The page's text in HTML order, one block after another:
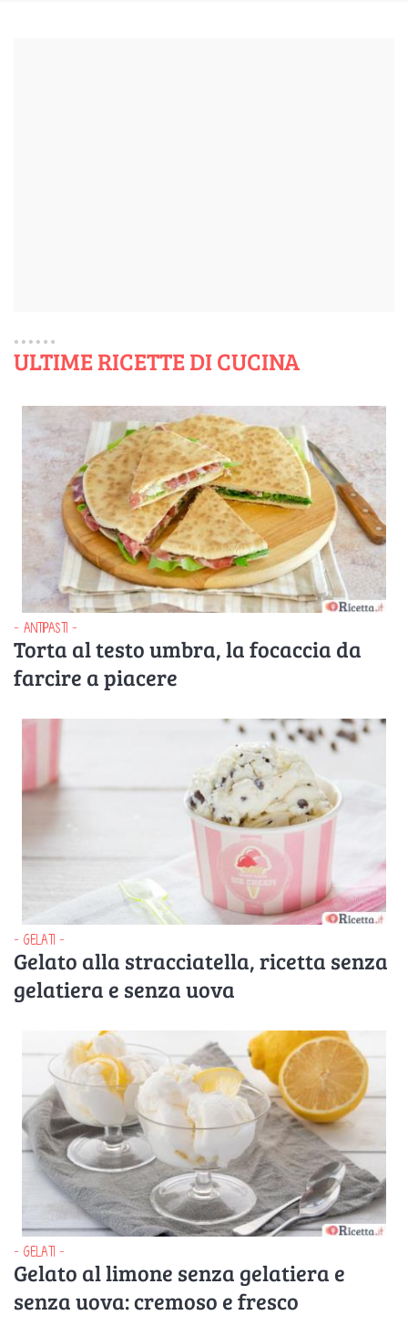
ULTIME RICETTE DI CUCINA
- ANTIPASTI -
Torta al testo umbra, la focaccia da
farcire a piacere
- GELATI -
Gelato alla stracciatella, ricetta senza
gelatiera e senza uova
- GELATI -
Gelato al limone senza gelatiera e
senza uova: cremoso e fresco